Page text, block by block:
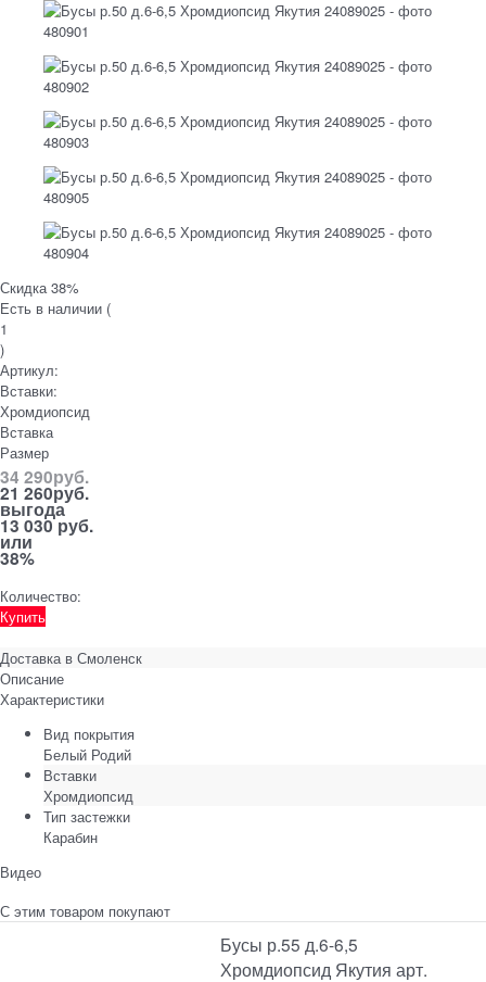
Скидка 38%
Есть в наличии (
1
)
Артикул:
Вставки:
Хромдиопсид
Вставка
Размер
34 290руб.
21 260руб.
выгода
13 030 руб.
или
38%
Количество:
Купить
Доставка в Смоленск
Описание
Характеристики
Вид покрытия
Белый Родий
Вставки
Хромдиопсид
Тип застежки
Карабин
Видео
С этим товаром покупают
Бусы р.55 д.6-6,5
Хромдиопсид Якутия арт.